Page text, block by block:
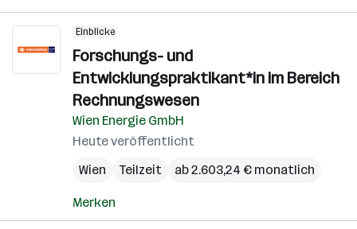
Einblicke
Forschungs- und
Entwicklungspraktikant*in im Bereich
Rechnungswesen
Wien Energie GmbH
Heute veröffentlicht
Wien
Teilzeit ab 2.603,24 € monatlich
Merken